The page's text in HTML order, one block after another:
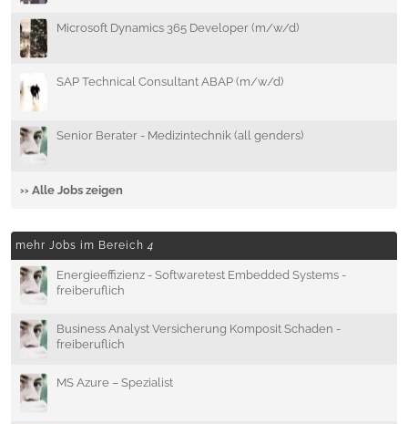
Microsoft Dynamics 365 Developer (m/w/d)
SAP Technical Consultant ABAP (m/w/d)
Senior Berater - Medizintechnik (all genders)
›› Alle Jobs zeigen
mehr Jobs im Bereich4
Energieeffizienz - Softwaretest Embedded Systems -
freiberuflich
Business Analyst Versicherung Komposit Schaden -
freiberuflich
MS Azure – Spezialist